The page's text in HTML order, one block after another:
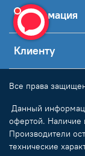
Информация
Клиенту
Все права
Данный
офертой. Наличие
Производители
технические